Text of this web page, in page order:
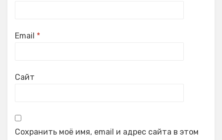
Email *
Сайт
Сохранить моё имя, email и адрес сайта в этом